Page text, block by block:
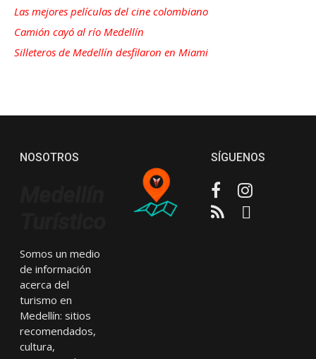
Las mejores películas del cine colombiano
Camión cayó al río Medellín
Silleteros de Medellín desfilaron en Miami
NOSOTROS
Somos un medio
de información
acerca del
turismo en
Medellín: sitios
recomendados,
cultura,
SÍGUENOS
FacebookInstagram